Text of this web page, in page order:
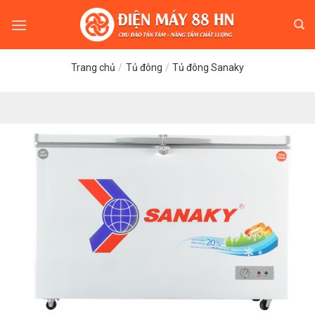
Trang chủ / Tủ đông / Tủ đông Sanaky